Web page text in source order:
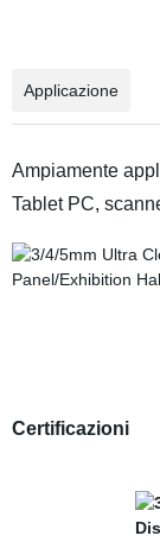
Applicazione
Ampiamente
Tablet PC,
Certificazioni